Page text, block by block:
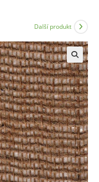
Další produkt
🔍